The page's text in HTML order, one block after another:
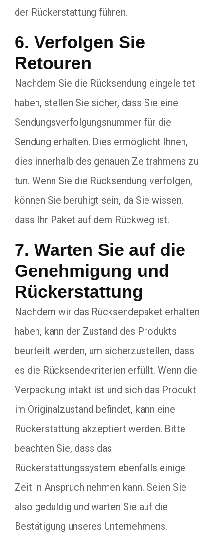
der Rückerstattung führen.
6. Verfolgen Sie
Retouren
Nachdem Sie die Rücksendung eingeleitet
haben, stellen Sie sicher, dass Sie eine
Sendungsverfolgungsnummer für die
Sendung erhalten. Dies ermöglicht Ihnen,
dies innerhalb des genauen Zeitrahmens zu
tun. Wenn Sie die Rücksendung verfolgen,
können Sie beruhigt sein, da Sie wissen,
dass Ihr Paket auf dem Rückweg ist.
7. Warten Sie auf die
Genehmigung und
Rückerstattung
Nachdem wir das Rücksendepaket erhalten
haben, kann der Zustand des Produkts
beurteilt werden, um sicherzustellen, dass
es die Rücksendekriterien erfüllt. Wenn die
Verpackung intakt ist und sich das Produkt
im Originalzustand befindet, kann eine
Rückerstattung akzeptiert werden. Bitte
beachten Sie, dass das
Rückerstattungssystem ebenfalls einige
Zeit in Anspruch nehmen kann. Seien Sie
also geduldig und warten Sie auf die
Bestätigung unseres Unternehmens.